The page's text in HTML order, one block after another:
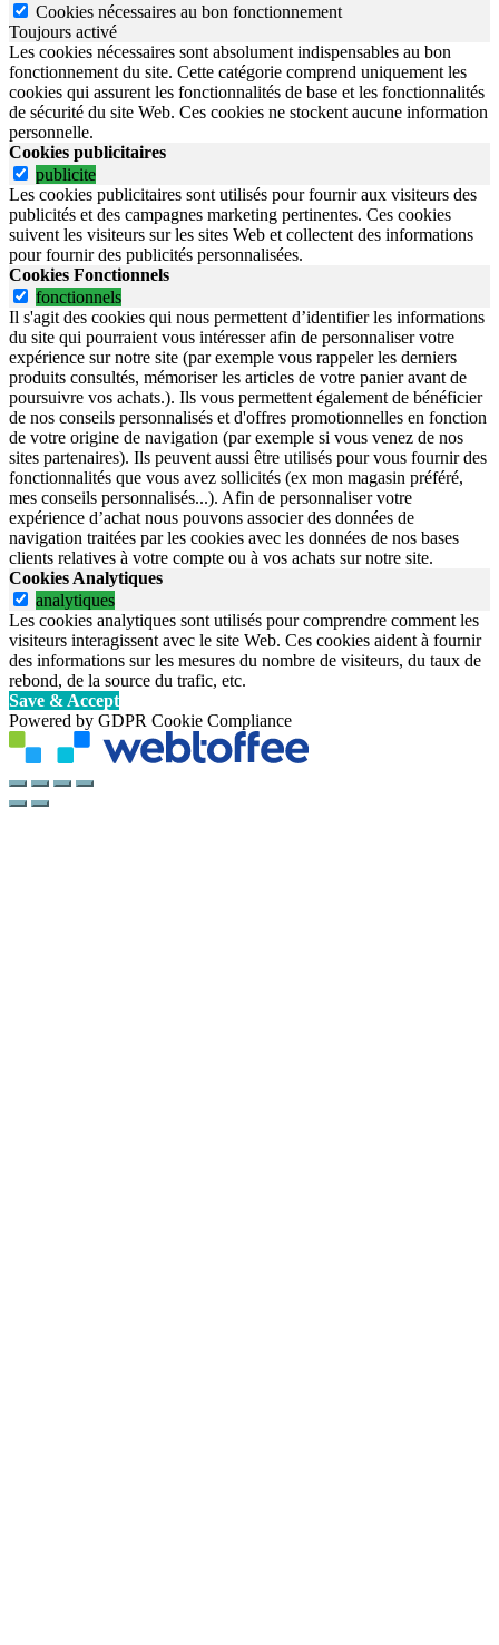
Cookies nécessaires au bon fonctionnement
Toujours activé
Les cookies nécessaires sont absolument indispensables au bon
fonctionnement du site. Cette catégorie comprend uniquement les
cookies qui assurent les fonctionnalités de base et les fonctionnalités
de sécurité du site Web. Ces cookies ne stockent aucune information
personnelle.
Cookies publicitaires
publicite
Les cookies publicitaires sont utilisés pour fournir aux visiteurs des
publicités et des campagnes marketing pertinentes. Ces cookies
suivent les visiteurs sur les sites Web et collectent des informations
pour fournir des publicités personnalisées.
Cookies Fonctionnels
fonctionnels
Il s'agit des cookies qui nous permettent d’identifier les informations
du site qui pourraient vous intéresser afin de personnaliser votre
expérience sur notre site (par exemple vous rappeler les derniers
produits consultés, mémoriser les articles de votre panier avant de
poursuivre vos achats.). Ils vous permettent également de bénéficier
de nos conseils personnalisés et d'offres promotionnelles en fonction
de votre origine de navigation (par exemple si vous venez de nos
sites partenaires). Ils peuvent aussi être utilisés pour vous fournir des
fonctionnalités que vous avez sollicités (ex mon magasin préféré,
mes conseils personnalisés...). Afin de personnaliser votre
expérience d’achat nous pouvons associer des données de
navigation traitées par les cookies avec les données de nos bases
clients relatives à votre compte ou à vos achats sur notre site.
Cookies Analytiques
analytiques
Les cookies analytiques sont utilisés pour comprendre comment les
visiteurs interagissent avec le site Web. Ces cookies aident à fournir
des informations sur les mesures du nombre de visiteurs, du taux de
rebond, de la source du trafic, etc.
Save & Accept
Powered by GDPR Cookie Compliance